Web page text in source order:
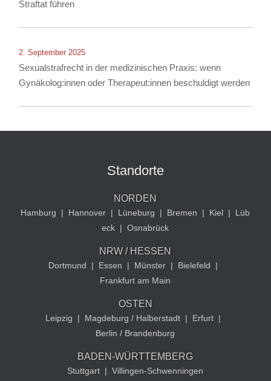
Straftat führen
2. September 2025
Sexualstrafrecht in der medizinischen Praxis: wenn
Gynäkolog:innen oder Therapeut:innen beschuldigt werden
Standorte
NORDEN
Hamburg | Hannover | Lüneburg | Bremen | Kiel |
Lüb
eck | Osnabrück
NRW / HESSEN
Dortmund | Essen | Münster | Bielefeld
|
Frankfurt am Main
OSTEN
Leipzig | Magdeburg / Halberstadt | Erfurt |
Berlin / Brandenburg
BADEN-WÜRTTEMBERG
Stuttgart | Villingen-Schwenningen